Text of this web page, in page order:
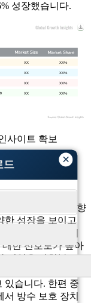
×
드
성장했습니다.
XX%
XX
XX%
XX
XX%
XX
XX%
XX
사이트 확보
자 인식, 산업 동향
한 성장을 보이고
대한 높은 소비
한 선호도가 높아
지역은 가처분 소
업 시설 설치 증
있습니다. 한편 중
방수 보호 장치